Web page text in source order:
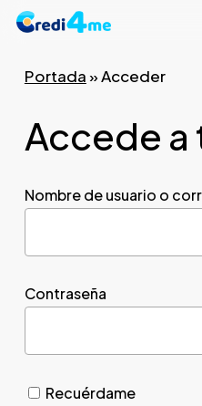
Skip
mainPortada»Acceder
Accede a
Nombre de usuario o
Contraseña
Recuérdame